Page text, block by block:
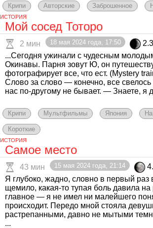
Крипи Авторские Заброшенное
ИСТОРИЯ
Мой сосед Тоторо
2 мин 18 мая 2024 года, 17:50
...Сегодня ужинали с чудесным
Окинавы. Парня зовут Ю, он
фотографирует все, что ест. (Mystery
Слово за слово — конечно, все свелось
нас по-другому не бывает. — Знаете, я
Крипи Мультфильмы Япония
Короткие
ИСТОРИЯ
Самое место
43 мин 15 мая 2024 года, 21:14
Я глубоко, жадно, словно в первый раз
щемило, какая-то тупая боль давила
главное — я не имел ни малейшего
происходит. Передо мной стояла
растрепанными, давно не мытыми
...